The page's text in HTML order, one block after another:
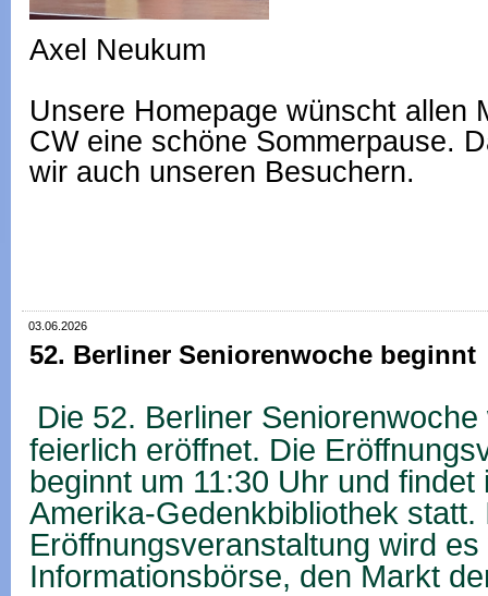
Axel Neukum
Unsere Homepage wünscht allen
CW eine schöne Sommerpause.
wir auch unseren Besuchern.
03.06.2026
52. Berliner Seniorenwoche beginnt
Die 52. Berliner
feierlich eröffnet. Die
beginnt um 11:30 Uhr und findet
Amerika-Gedenkbibliothek statt.
Eröffnungsveranstaltung wird
Informationsbörse, den Markt